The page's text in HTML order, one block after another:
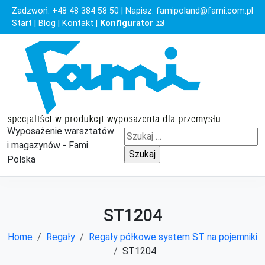
Zadzwoń: +48 48 384 58 50 | Napisz: famipoland@fami.com.pl
Start
Blog Kontakt Konfigurator
Wyposażenie warsztatów
i magazynów - Fami
Polska
Szukaj:
ST1204
Home Regały
Regały półkowe system ST na pojemniki
ST1204